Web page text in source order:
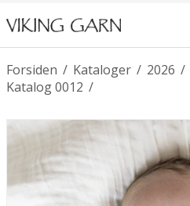
/
Forsiden /
Kataloger /
2026
/
Katalog 0012